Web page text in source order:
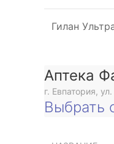
Гилан
Аптека
г. Евпатория,
Выбрать